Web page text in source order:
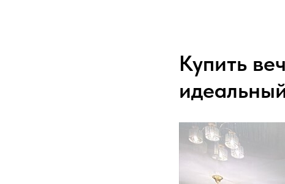
Купить